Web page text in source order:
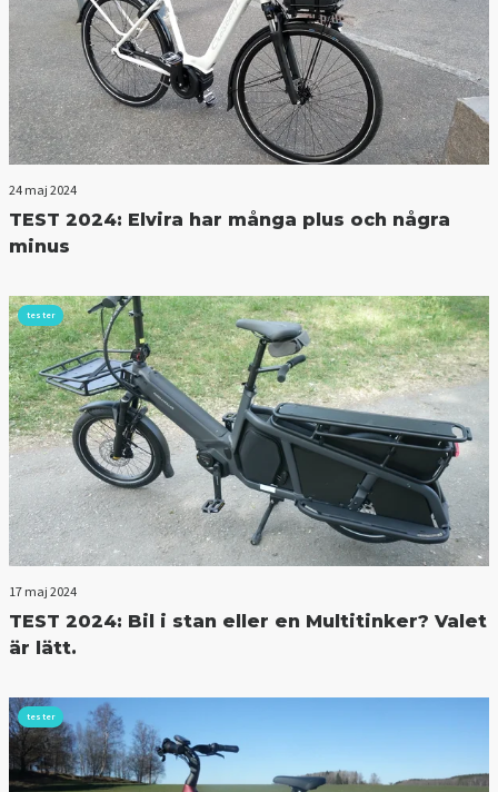
24 maj 2024
TEST 2024: Elvira har många plus och några
minus
tester
17 maj 2024
TEST 2024: Bil i stan eller en Multitinker? Valet
är lätt.
tester